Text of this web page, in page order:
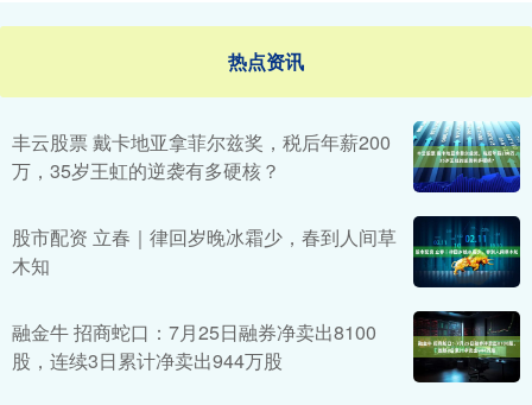
热点资讯
丰云股票 戴卡地亚拿菲尔兹奖，税后年薪200
万，35岁王虹的逆袭有多硬核？
股市配资 立春｜律回岁晚冰霜少，春到人间草
木知
融金牛 招商蛇口：7月25日融券净卖出8100
股，连续3日累计净卖出944万股